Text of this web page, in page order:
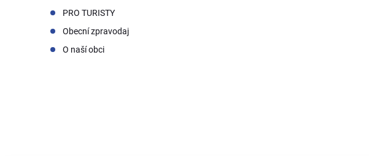
PRO TURISTY
Obecní zpravodaj
O naší obci